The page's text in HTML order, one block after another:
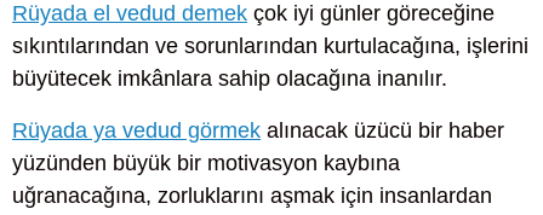
Rüyada el vedud demek çok iyi günler göreceğine
sıkıntılarından ve sorunlarından kurtulacağına, işlerini
büyütecek imkânlara sahip olacağına inanılır.
Rüyada ya vedud görmek alınacak üzücü bir haber
yüzünden büyük bir motivasyon kaybına
uğranacağına, zorluklarını aşmak için insanlardan